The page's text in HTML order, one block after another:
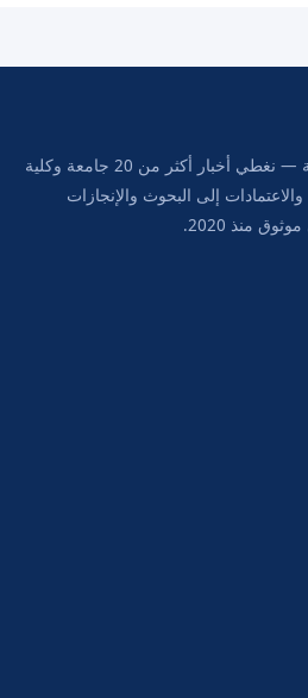
بوابة الأخبار الأكاديمية العراقية — نغطي أخبار أكثر من 20 جامعة وكلية
إلى البحوث والإنجازات
منذ 2020.